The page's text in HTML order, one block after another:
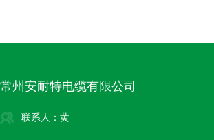
常州安耐特电缆有限公司
联系人：黄